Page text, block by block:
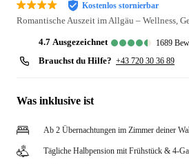
Kostenlos stornierbar
Romantische Auszeit im Allgäu – Wellness,
4.7 ausgezeichnet 1689
Brauchst du Hilfe? +43 720 30 36 89
Was inklusive ist
Ab 2 Übernachtungen im Zimmer deiner
Tägliche Halbpension mit Frühstück & 4-